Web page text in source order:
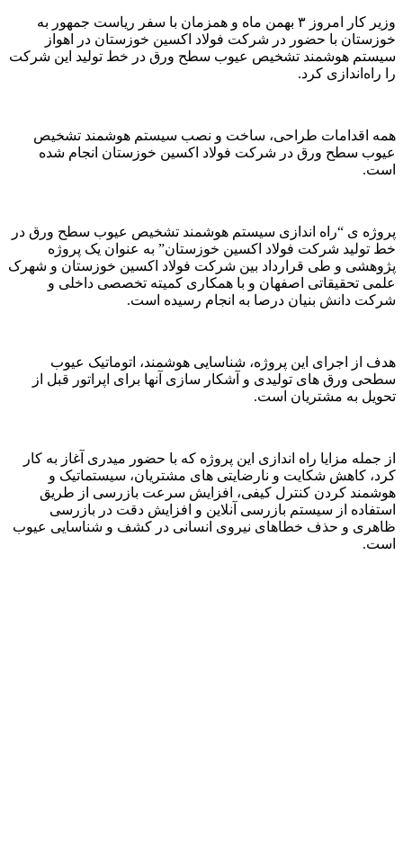
وزیر کار امروز ۳ بهمن ماه و همزمان با سفر ریاست جمهور به
خوزستان با حضور در شرکت فولاد اکسین خوزستان در اهواز
سیستم هوشمند تشخیص عیوب سطح ورق در خط تولید این شرکت
را راه‌اندازی کرد.
همه اقدامات طراحی، ساخت و نصب سیستم هوشمند تشخیص
عیوب سطح ورق در شرکت فولاد اکسین خوزستان انجام شده
است.
پروژه ی “راه اندازی سیستم هوشمند تشخیص عیوب سطح ورق در
خط تولید شرکت فولاد اکسین خوزستان” به عنوان یک پروژه
پژوهشی و طی قرارداد بین شرکت فولاد اکسین خوزستان و شهرک
علمی تحقیقاتی اصفهان و با همکاری کمیته تخصصی داخلی و
شرکت دانش بنیان درصا به انجام رسیده است.
هدف از اجرای این پروژه، شناسایی هوشمند، اتوماتیک عیوب
سطحی ورق های تولیدی و آشکار سازی آنها برای اپراتور قبل از
تحویل به مشتریان است.
از جمله مزایا راه اندازی این پروژه که با حضور میدری آغاز به کار
کرد، کاهش شکایت و نارضایتی های مشتریان، سیستماتیک و
هوشمند کردن کنترل کیفی، افزایش سرعت بازرسی از طریق
استفاده از سیستم بازرسی آنلاین و افزایش دقت در بازرسی
ظاهری و حذف خطاهای نیروی انسانی در کشف و شناسایی عیوب
است.